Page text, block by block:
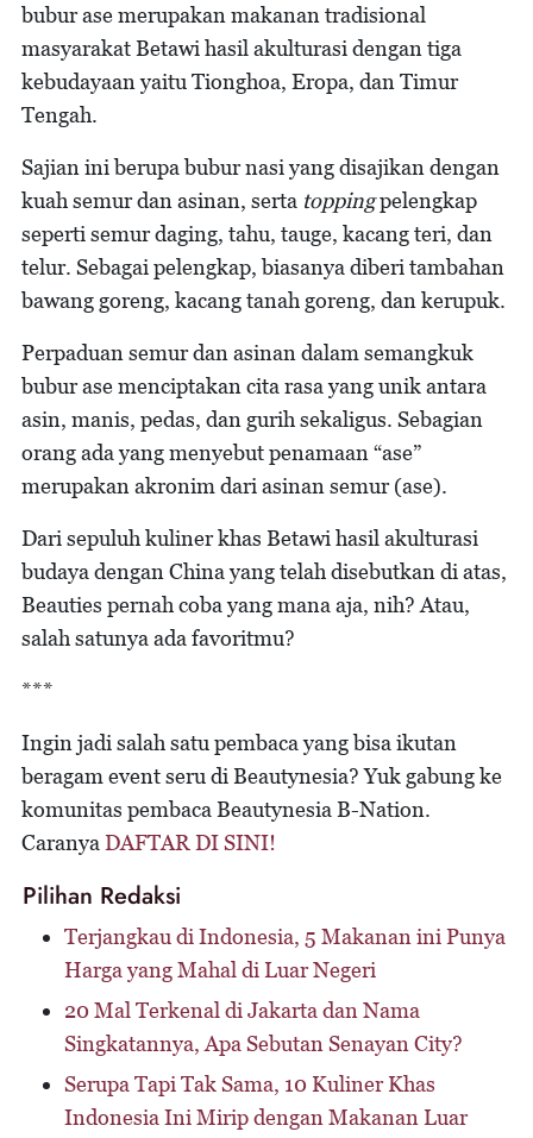
bubur ase merupakan makanan tradisional
masyarakat Betawi hasil akulturasi dengan tiga
kebudayaan yaitu Tionghoa, Eropa, dan Timur
Tengah.
Sajian ini berupa bubur nasi yang disajikan dengan
kuah semur dan asinan, serta toppingpelengkap
seperti semur daging, tahu, tauge, kacang teri, dan
telur. Sebagai pelengkap, biasanya diberi tambahan
bawang goreng, kacang tanah goreng, dan kerupuk.
Perpaduan semur dan asinan dalam semangkuk
bubur ase menciptakan cita rasa yang unik antara
asin, manis, pedas, dan gurih sekaligus. Sebagian
orang ada yang menyebut penamaan “ase”
merupakan akronim dari asinan semur (ase).
Dari sepuluh kuliner khas Betawi hasil akulturasi
budaya dengan China yang telah disebutkan di atas,
Beauties pernah coba yang mana aja, nih? Atau,
salah satunya ada favoritmu?
***
Ingin jadi salah satu pembaca yang bisa ikutan
beragam event seru di Beautynesia? Yuk gabung ke
komunitas pembaca Beautynesia B-Nation.
Caranya DAFTAR DI SINI!
Pilihan Redaksi
Terjangkau di Indonesia, 5 Makanan ini Punya
Harga yang Mahal di Luar Negeri
20 Mal Terkenal di Jakarta dan Nama
Singkatannya, Apa Sebutan Senayan City?
Serupa Tapi Tak Sama, 10 Kuliner Khas
Indonesia Ini Mirip dengan Makanan Luar